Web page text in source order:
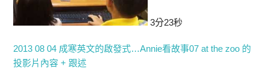
3分23秒
2013 08 04 成寒英文的啟發式…Annie看故事07 at the zoo 的
投影片內容 + 跟述